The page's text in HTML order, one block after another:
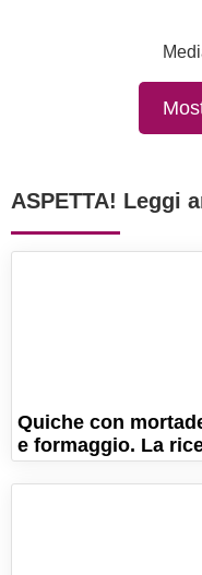
ASPETTA! Leggi
Quiche con
e formaggio. La
del salva cena
in 5 minuti!